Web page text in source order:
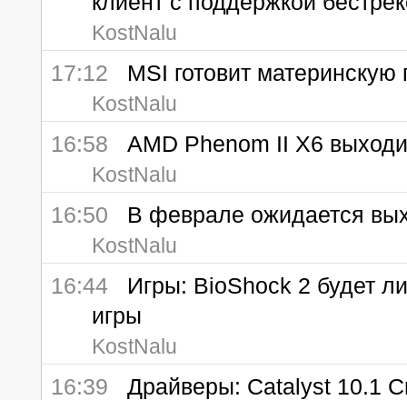
KostNalu
17:12 MSI готовит
KostNalu
16:58 AMD Phenom II X6
KostNalu
16:50 В феврале ожидается
KostNalu
16:44 Игры: BioShock 2 будет
игры
KostNalu
16:39 Драйверы: Catalyst 10.1